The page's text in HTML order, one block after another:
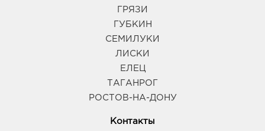
ГРЯЗИ
ГУБКИН
СЕМИЛУКИ
ЛИСКИ
ЕЛЕЦ
ТАГАНРОГ
РОСТОВ-НА-ДОНУ
Контакты